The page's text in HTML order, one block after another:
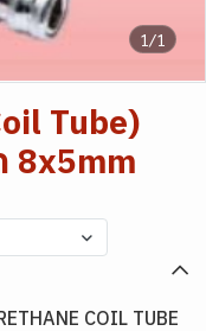
1/1
Tube)
8x5mm
COIL TUBE